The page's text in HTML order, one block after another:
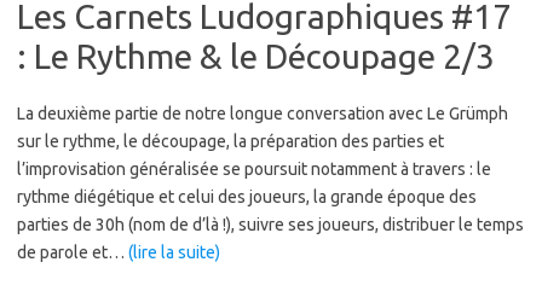
Les Carnets Ludographiques #17
: Le Rythme & le Découpage 2/3
La deuxième partie de notre longue conversation avec Le Grümph
sur le rythme, le découpage, la préparation des parties et
l’improvisation généralisée se poursuit notamment à travers : le
rythme diégétique et celui des joueurs, la grande époque des
parties de 30h (nom de d’là !), suivre ses joueurs, distribuer le temps
de parole et… (lire la suite)